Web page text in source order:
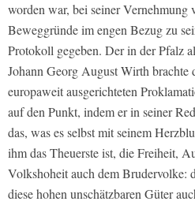
worden war, bei seiner Vernehmung
Beweggründe im engen Bezug zu
Protokoll gegeben. Der in der Pfalz
Johann Georg August Wirth brachte
europaweit ausgerichteten
auf den Punkt, indem er in seiner
das, was es selbst mit seinem
ihm das Theuerste ist, die Freiheit,
Volkshoheit auch dem Brudervolke:
diese hohen unschätzbaren Güter